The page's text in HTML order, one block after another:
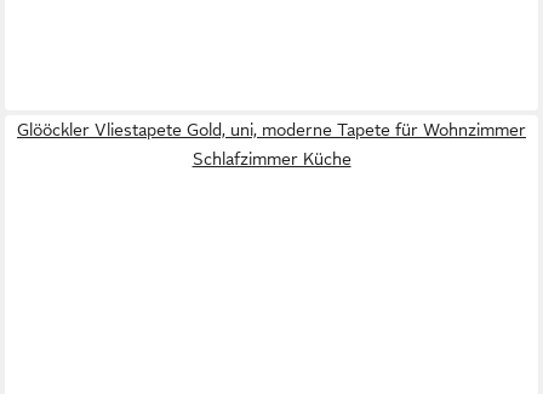
Glööckler Vliestapete Gold, uni, moderne Tapete für Wohnzimmer
Schlafzimmer Küche